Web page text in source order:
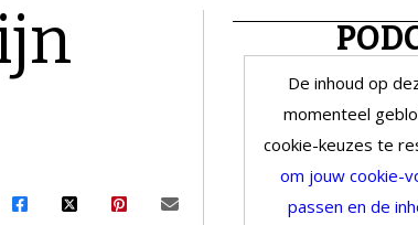
De inhoud op
momenteel
cookie-keuzes te
om jouw cookie-
passen en de